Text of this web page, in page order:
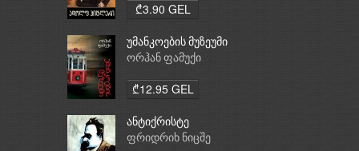
₾3.90 GEL
უმანკოების მუზეუმი
ორჰან ფამუქი
₾12.95 GEL
ანტიქრისტე
ფრიდრიხ ნიცშე